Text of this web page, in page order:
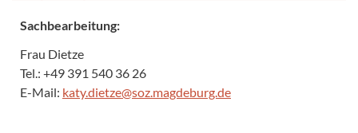
Sachbearbeitung:
Frau Dietze
Tel.: +49 391 540 36 26
E-Mail: katy.dietze@soz.magdeburg.de